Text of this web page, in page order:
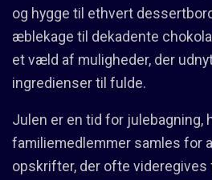
og hygge til ethvert
æblekage til dekadente
et væld af muligheder, der
ingredienser til fulde.
Julen er en tid for julebagning,
familiemedlemmer samles for
opskrifter, der ofte videregives